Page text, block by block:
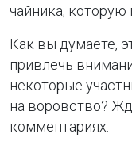
чайника,
Как вы думаете,
привлечь
некоторые
на воровство?
комментариях.